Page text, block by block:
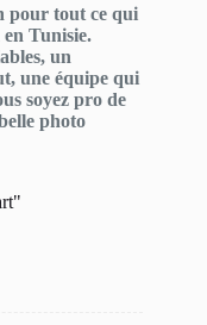
pour tout ce qui
Tunisie.
un
une équipe qui
soyez pro de
photo